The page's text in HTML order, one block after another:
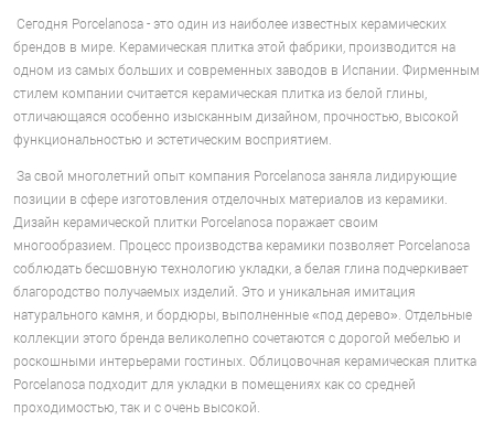
Сегодня Porcelanosa - это один из наиболее известных керамических
брендов в мире. Керамическая плитка этой фабрики, производится на
одном из самых больших и современных заводов в Испании. Фирменным
стилем компании считается керамическая плитка из белой глины,
отличающаяся особенно изысканным дизайном, прочностью, высокой
функциональностью и эстетическим восприятием.
За свой многолетний опыт компания Porcelanosa заняла лидирующие
позиции в сфере изготовления отделочных материалов из керамики.
Дизайн керамической плитки Porcelanosa поражает своим
многообразием. Процесс производства керамики позволяет Porcelanosa
соблюдать бесшовную технологию укладки, а белая глина подчеркивает
благородство получаемых изделий. Это и уникальная имитация
натурального камня, и бордюры, выполненные «под дерево». Отдельные
коллекции этого бренда великолепно сочетаются с дорогой мебелью и
роскошными интерьерами гостиных. Облицовочная керамическая плитка
Porcelanosa подходит для укладки в помещениях как со средней
проходимостью, так и с очень высокой.